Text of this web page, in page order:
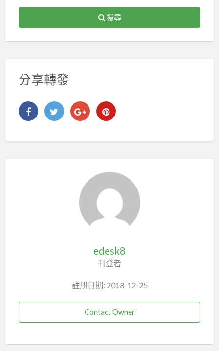
搜尋
分享轉發
edesk8
刊登者
註册日期: 2018-12-25
Contact Owner